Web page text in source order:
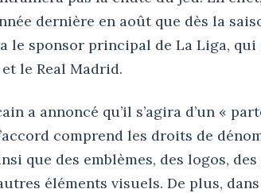
dernière en août que dès la
le sponsor principal de La Liga,
le Real Madrid.
a annoncé qu’il s’agira d’un «
comprend les droits de
que des emblèmes, des logos,
éléments visuels. De plus,